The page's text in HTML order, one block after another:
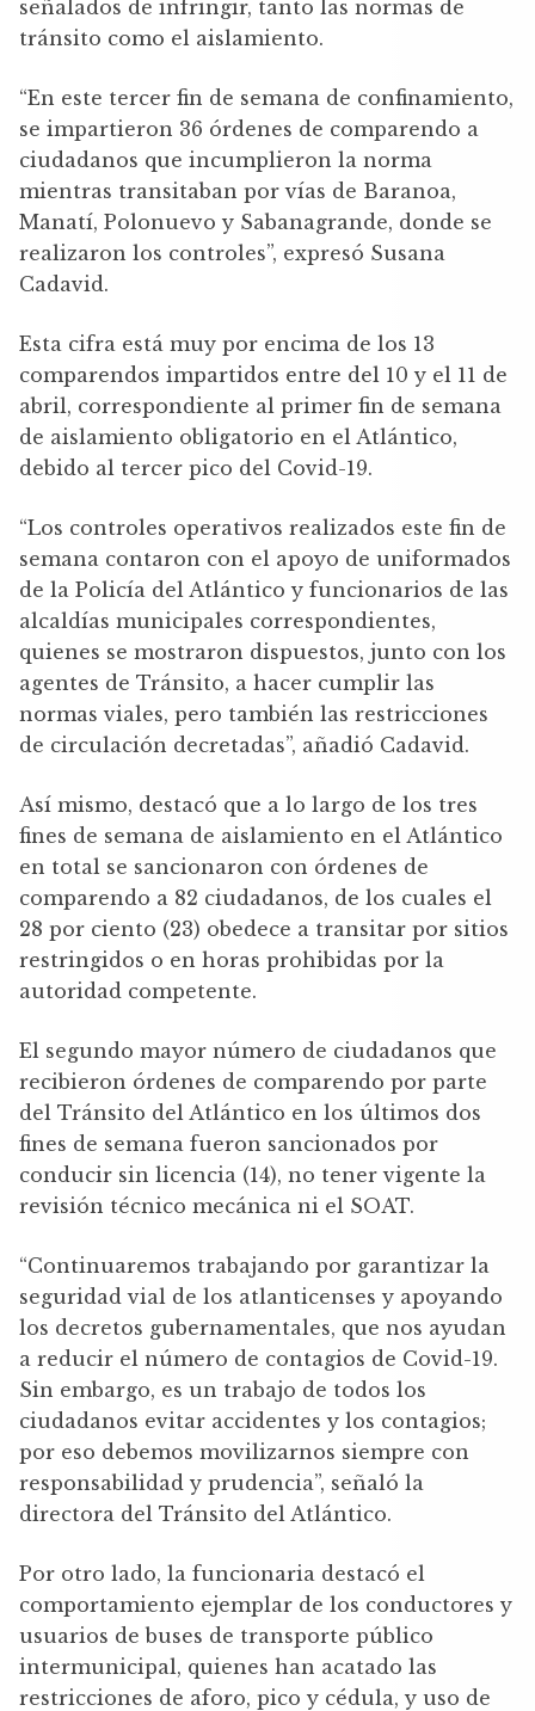
señalados de infringir, tanto las normas de
tránsito como el aislamiento.
“En este tercer fin de semana de confinamiento,
se impartieron 36 órdenes de comparendo a
ciudadanos que incumplieron la norma
mientras transitaban por vías de Baranoa,
Manatí, Polonuevo y Sabanagrande, donde se
realizaron los controles”, expresó Susana
Cadavid.
Esta cifra está muy por encima de los 13
comparendos impartidos entre del 10 y el 11 de
abril, correspondiente al primer fin de semana
de aislamiento obligatorio en el Atlántico,
debido al tercer pico del Covid-19.
“Los controles operativos realizados este fin de
semana contaron con el apoyo de uniformados
de la Policía del Atlántico y funcionarios de las
alcaldías municipales correspondientes,
quienes se mostraron dispuestos, junto con los
agentes de Tránsito, a hacer cumplir las
normas viales, pero también las restricciones
de circulación decretadas”, añadió Cadavid.
Así mismo, destacó que a lo largo de los tres
fines de semana de aislamiento en el Atlántico
en total se sancionaron con órdenes de
comparendo a 82 ciudadanos, de los cuales el
28 por ciento (23) obedece a transitar por sitios
restringidos o en horas prohibidas por la
autoridad competente.
El segundo mayor número de ciudadanos que
recibieron órdenes de comparendo por parte
del Tránsito del Atlántico en los últimos dos
fines de semana fueron sancionados por
conducir sin licencia (14), no tener vigente la
revisión técnico mecánica ni el SOAT.
“Continuaremos trabajando por garantizar la
seguridad vial de los atlanticenses y apoyando
los decretos gubernamentales, que nos ayudan
a reducir el número de contagios de Covid-19.
Sin embargo, es un trabajo de todos los
ciudadanos evitar accidentes y los contagios;
por eso debemos movilizarnos siempre con
responsabilidad y prudencia”, señaló la
directora del Tránsito del Atlántico.
Por otro lado, la funcionaria destacó el
comportamiento ejemplar de los conductores y
usuarios de buses de transporte público
intermunicipal, quienes han acatado las
restricciones de aforo, pico y cédula, y uso de